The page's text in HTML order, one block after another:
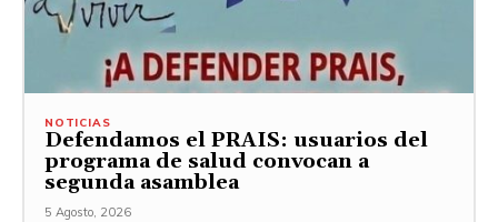
NOTICIAS
Defendamos el PRAIS: usuarios del
programa de salud convocan a
segunda asamblea
5 Agosto, 2026